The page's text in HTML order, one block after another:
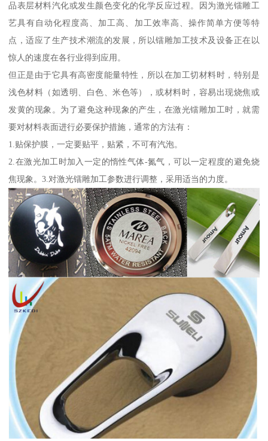
品表层材料汽化或发生颜色变化的化学反应过程。因为激光镭雕工
艺具有自动化程度高、加工高、加工效率高、操作简单方便等特
点，适应了生产技术潮流的发展，所以镭雕加工技术及设备正在以
惊人的速度在各行业得到应用。
但正是由于它具有高密度能量特性，所以在加工切材料时，特别是
浅色材料（如透明、白色、米色等），或材料时，容易出现烧焦或
发黄的现象。为了避免这种现象的产生，在激光镭雕加工时，就需
要对材料表面进行必要保护措施，通常的方法有：
1.贴保护膜，一定要贴平，贴紧，不可有汽泡。
2.在激光加工时加入一定的惰性气体-氮气，可以一定程度的避免烧
焦现象。3.对激光镭雕加工参数进行调整，采用适当的力度。